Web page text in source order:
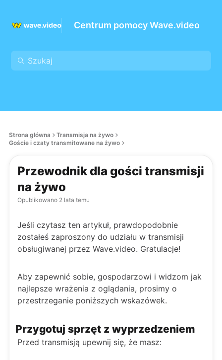
Centrum pomocy Wave.video
Strona główna
Transmisja na żywo
Goście i czaty transmitowane na żywo
Przewodnik dla gości transmisji
na żywo
Opublikowano 2 lata temu
Jeśli czytasz ten artykuł, prawdopodobnie
zostałeś zaproszony do udziału w transmisji
obsługiwanej przez Wave.video. Gratulacje!
Aby zapewnić sobie, gospodarzowi i widzom jak
najlepsze wrażenia z oglądania, prosimy o
przestrzeganie poniższych wskazówek.
Przygotuj sprzęt z wyprzedzeniem
Przed transmisją upewnij się, że masz: